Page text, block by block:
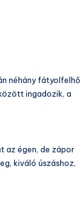
néhány fátyolfelhő
ingadozik, a
az égen, de zápor
kiváló úszáshoz,